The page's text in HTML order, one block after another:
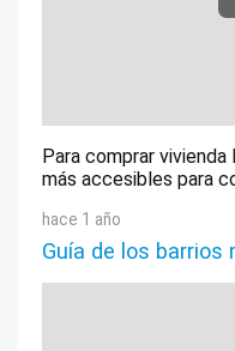
Para comprar
más accesibles para
hace 1 año
Guía de los barrios